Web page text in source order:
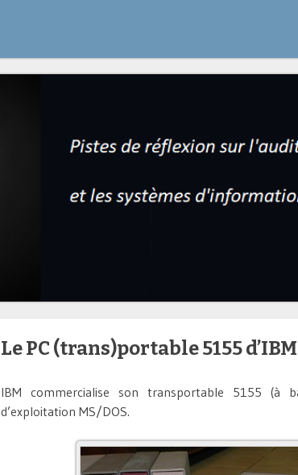
Le PC (trans)portable 5155 d’IBM
IBM commercialise son transportable 5155 (à
d’exploitation MS/DOS.